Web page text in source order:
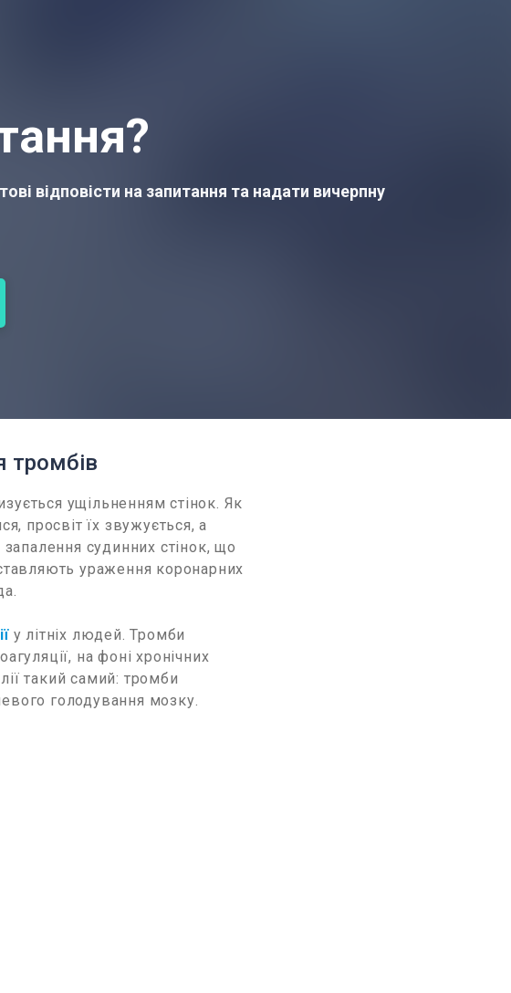
відповісти на запитання та надати вичерпну
тромбів
ущільненням стінок. Як
просвіт їх звужується, а
судинних стінок, що
ураження коронарних
у літніх людей. Тромби
на фоні хронічних
такий самий: тромби
голодування мозку.